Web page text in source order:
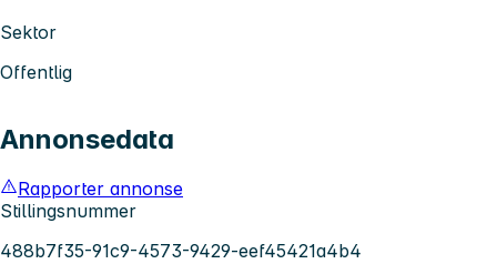
Sektor
Offentlig
Annonsedata
Rapporter annonse
Stillingsnummer
488b7f35-91c9-4573-9429-eef45421a4b4